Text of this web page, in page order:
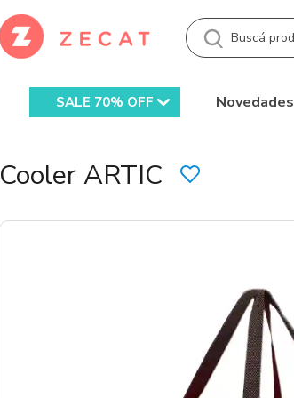
SALE 70% OFF Novedades
Cooler ARTIC